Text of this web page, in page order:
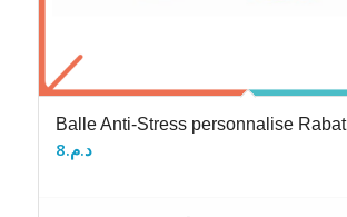
Balle Anti-Stress personnalise Rabat
د.م.8